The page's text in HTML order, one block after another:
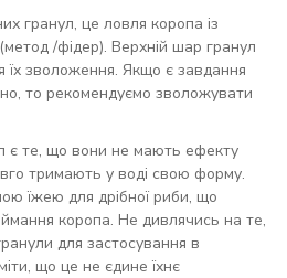
гранул, це ловля коропа із
/фідер). Верхній шар гранул
їх зволоження. Якщо є завдання
то рекомендуємо зволожувати
є те, що вони не мають ефекту
тримають у воді свою форму.
їжею для дрібної риби, що
коропа. Не дивлячись на те,
для застосування в
що це не єдине їхнє